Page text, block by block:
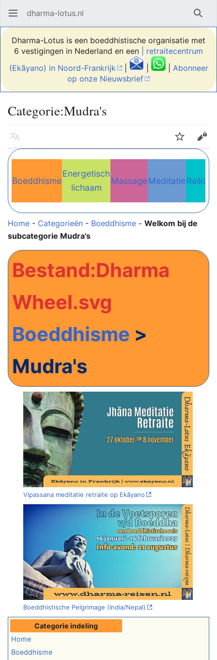
Hoofdmenu openen dharma-lotus.nl
Dharma-Lotus is een boeddhistische organisatie met
6 vestigingen in Nederland en een
| retraitecentrum
(Ekãyano) in Noord-Frankrijk
| | Abonneer
op onze Nieuwsbrief
Categorie:Mudra's
Taal Volgen Bewerken
Boeddhisme
Energetisch
lichaam
MassageMeditatieReiki
Home - Categorieën - Boeddhisme - Welkom bij de
subcategorie Mudra's
Bestand:Dharma
Wheel.svg
Boeddhisme >
Mudra's
Vipassana meditatie retraite op Ekãyano
Boeddhistische Pelgrimage (India/Nepal)
Categorie indeling
Home
Boeddhisme